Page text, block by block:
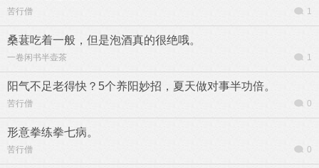
苦行僧 1
桑葚吃着一般，但是泡酒真的很绝哦。
一卷闲书半壶茶 1
阳气不足老得快？5个养阳妙招，夏天做对事半功倍。
苦行僧 0
形意拳练拳七病。
苦行僧 0